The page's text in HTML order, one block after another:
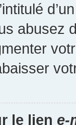
le lien e-